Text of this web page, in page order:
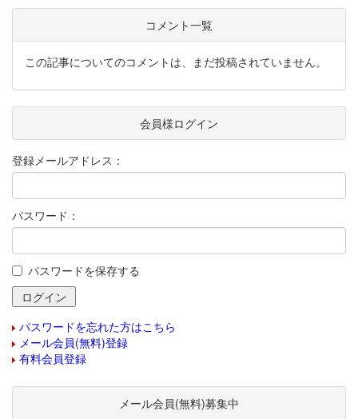
コメント一覧
この記事についてのコメントは、まだ投稿されていません。
会員様ログイン
登録メールアドレス：
パスワード：
パスワードを保存する
パスワードを忘れた方はこちら
メール会員(無料)登録
有料会員登録
メール会員(無料)募集中